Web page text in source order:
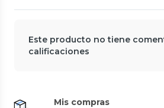
Este producto no tiene
calificaciones
Mis compras